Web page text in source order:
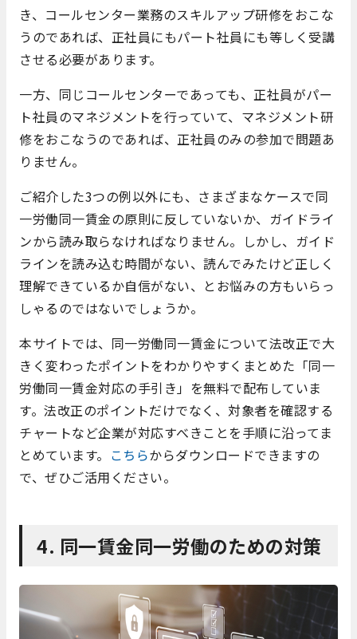
き、コールセンター業務のスキルアップ研修をおこな
うのであれば、正社員にもパート社員にも等しく受講
させる必要があります。
一方、同じコールセンターであっても、正社員がパー
ト社員のマネジメントを行っていて、マネジメント研
修をおこなうのであれば、正社員のみの参加で問題あ
りません。
ご紹介した3つの例以外にも、さまざまなケースで同
一労働同一賃金の原則に反していないか、ガイドライ
ンから読み取らなければなりません。しかし、ガイド
ラインを読み込む時間がない、読んでみたけど正しく
理解できているか自信がない、とお悩みの方もいらっ
しゃるのではないでしょうか。
本サイトでは、同一労働同一賃金について法改正で大
きく変わったポイントをわかりやすくまとめた「同一
労働同一賃金対応の手引き」を無料で配布していま
す。法改正のポイントだけでなく、対象者を確認する
チャートなど企業が対応すべきことを手順に沿ってま
とめています。 こちらからダウンロードできますの
で、ぜひご活用ください。
4. 同一賃金同一労働のための対策